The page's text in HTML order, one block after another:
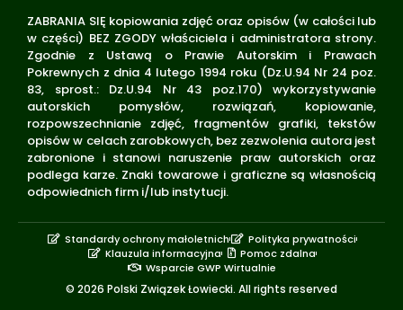
ZABRANIA SIĘ kopiowania zdjęć oraz opisów (w całości lub
w części) BEZ ZGODY właściciela i administratora strony.
Zgodnie z Ustawą o Prawie Autorskim i Prawach
Pokrewnych z dnia 4 lutego 1994 roku (Dz.U.94 Nr 24 poz.
83, sprost.: Dz.U.94 Nr 43 poz.170) wykorzystywanie
autorskich pomysłów, rozwiązań, kopiowanie,
rozpowszechnianie zdjęć, fragmentów grafiki, tekstów
opisów w celach zarobkowych, bez zezwolenia autora jest
zabronione i stanowi naruszenie praw autorskich oraz
podlega karze. Znaki towarowe i graficzne są własnością
odpowiednich firm i/lub instytucji.
© 2026 Polski Związek Łowiecki. All rights reserved
Standardy ochrony małoletnich
Polityka prywatności
Klauzula informacyjna
Pomoc zdalna
Wsparcie GWP Wirtualnie